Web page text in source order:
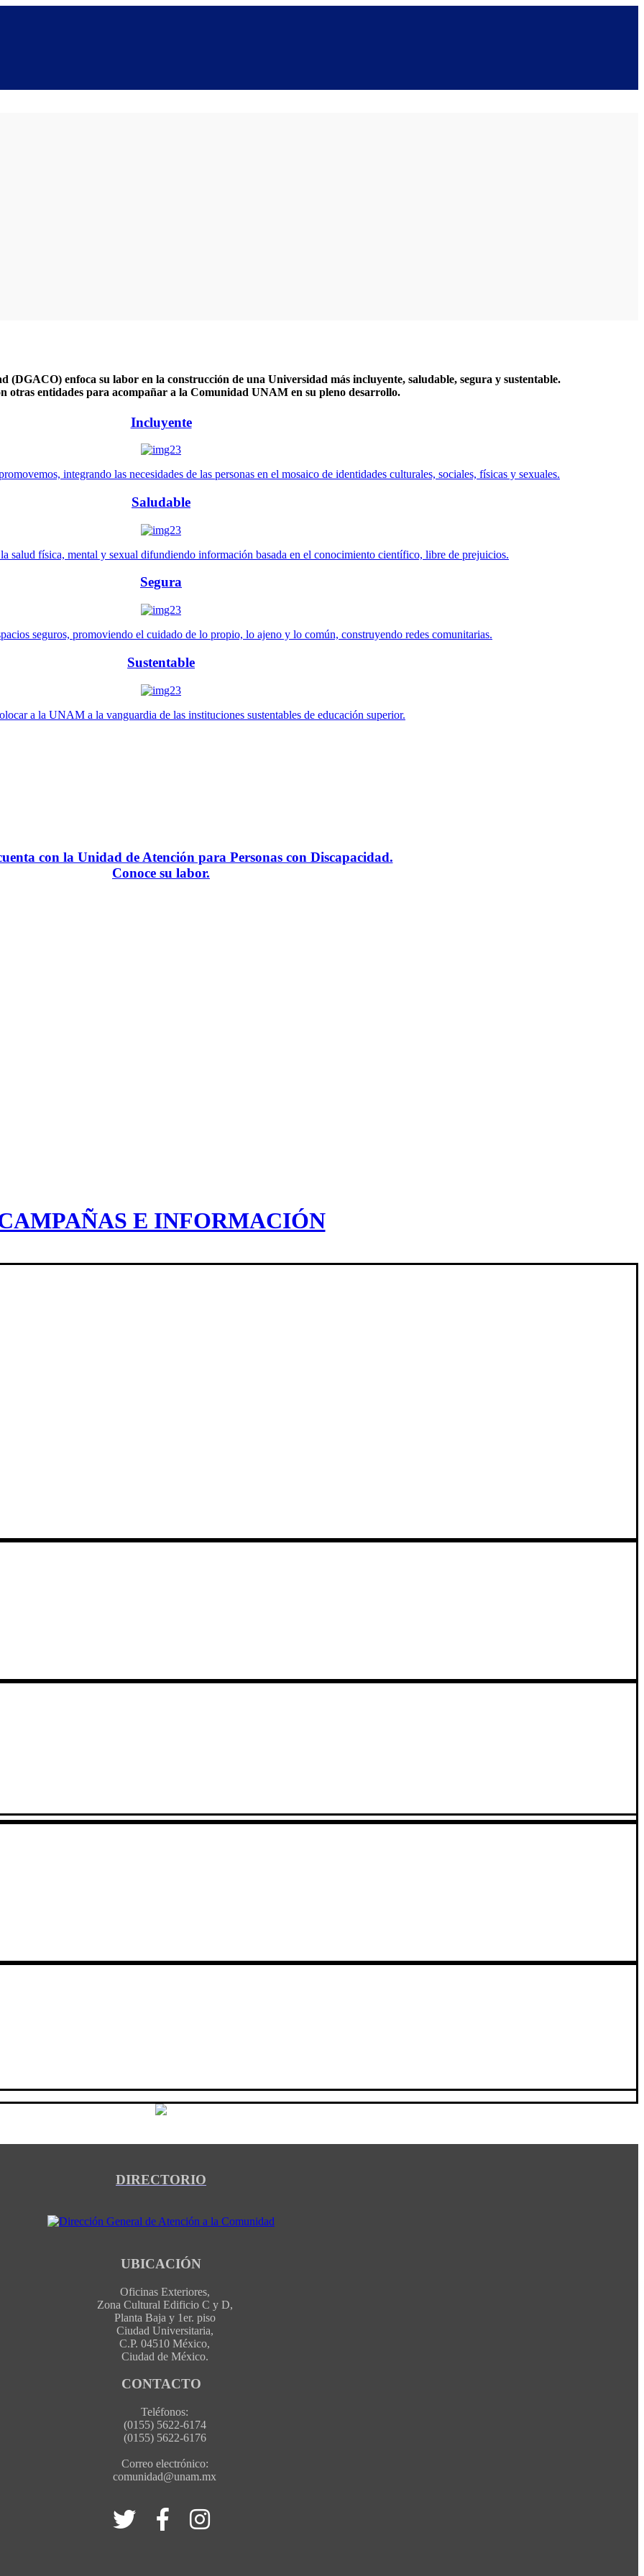
(DGACO) enfoca su labor en la construcción de una Universidad más incluyente, saludable, segura y sustentable.
otras entidades para acompañar a la Comunidad UNAM en su pleno desarrollo.
Incluyente
integrando las necesidades de las personas en el mosaico de identidades culturales, sociales, físicas y sexuales.
Saludable
salud física, mental y sexual difundiendo información basada en el conocimiento científico, libre de prejuicios.
Segura
seguros, promoviendo el cuidado de lo propio, lo ajeno y lo común, construyendo redes comunitarias.
Sustentable
a la UNAM a la vanguardia de las instituciones sustentables de educación superior.
con la Unidad de Atención para Personas con Discapacidad.
Conoce su labor.
E INFORMACIÓN
DIRECTORIO
UBICACIÓN
Oficinas Exteriores,
Zona Cultural Edificio C y D,
Planta Baja y 1er. piso
Ciudad Universitaria,
C.P. 04510 México,
Ciudad de México.
CONTACTO
Teléfonos:
(0155) 5622-6174
(0155) 5622-6176
Correo electrónico:
comunidad@unam.mx